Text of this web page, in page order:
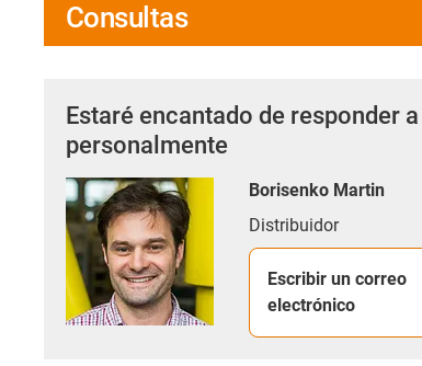
Consultas
Estaré encantado de responder
personalmente
Borisenko Martin
Distribuidor
Escribir un correo
electrónico